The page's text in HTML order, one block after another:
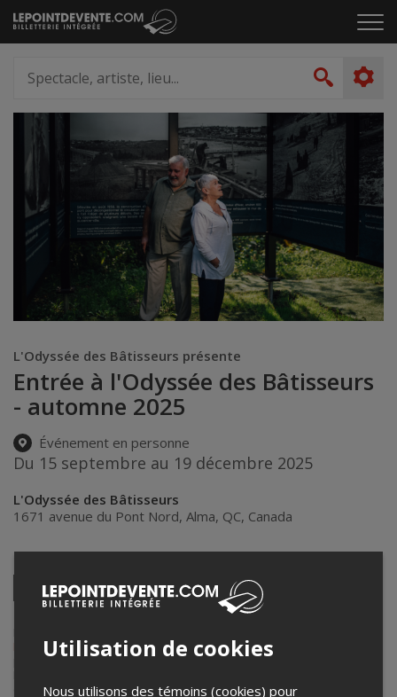
Passer
au
le
artiste,
lieu...
L'Odyssée des Bâtisseurs présente
Entrée à l'Odyssée des Bâtisseurs
- automne 2025
Événement en personne
Du 15 septembre au 19 décembre 2025
L'Odyssée des Bâtisseurs
1671 avenue du Pont Nord, Alma, QC, Canada
Facebook LinkedinPinterestEnvoyer
Bâtisseursdans le cadre de l’affichage en ligne et la vente de billets
pour ses événements.
contacter l’organisateur de l’événement,L'Odyssée des Bâtisseurs
Utilisation de cookies
Nous utilisons des témoins (cookies) pour